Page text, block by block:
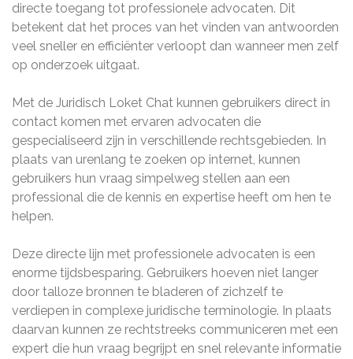
directe toegang tot professionele advocaten. Dit
betekent dat het proces van het vinden van antwoorden
veel sneller en efficiënter verloopt dan wanneer men zelf
op onderzoek uitgaat.
Met de Juridisch Loket Chat kunnen gebruikers direct in
contact komen met ervaren advocaten die
gespecialiseerd zijn in verschillende rechtsgebieden. In
plaats van urenlang te zoeken op internet, kunnen
gebruikers hun vraag simpelweg stellen aan een
professional die de kennis en expertise heeft om hen te
helpen.
Deze directe lijn met professionele advocaten is een
enorme tijdsbesparing. Gebruikers hoeven niet langer
door talloze bronnen te bladeren of zichzelf te
verdiepen in complexe juridische terminologie. In plaats
daarvan kunnen ze rechtstreeks communiceren met een
expert die hun vraag begrijpt en snel relevante informatie